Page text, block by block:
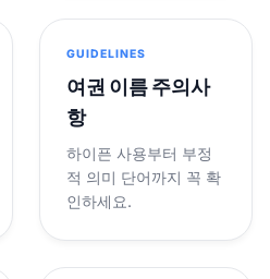
GUIDELINES
여권 이름 주의사
항
하이픈 사용부터 부정
적 의미 단어까지 꼭 확
인하세요.